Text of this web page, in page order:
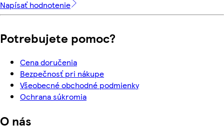
Napísať hodnotenie
Potrebujete pomoc?
Cena doručenia
Bezpečnosť pri nákupe
Všeobecné obchodné podmienky
Ochrana súkromia
O nás